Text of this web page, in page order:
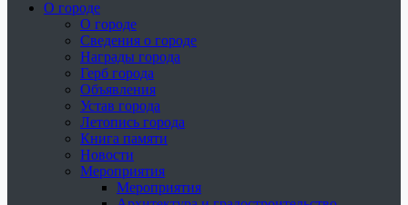
О городе
О городе
Сведения о городе
Награды города
Герб города
Объявления
Устав города
Летопись города
Книга памяти
Новости
Мероприятия
Мероприятия